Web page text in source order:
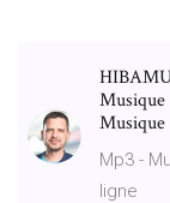
Musique
Musique
Mp3 -
ligne